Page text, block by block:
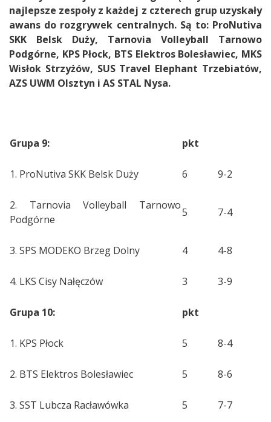
najlepsze zespoły z każdej z czterech grup uzyskały
awans do rozgrywek centralnych. Są to: ProNutiva
SKK Belsk Duży, Tarnovia Volleyball Tarnowo
Podgórne, KPS Płock, BTS Elektros Bolesławiec, MKS
Wisłok Strzyżów, SUS Travel Elephant Trzebiatów,
AZS UWM Olsztyn i AS STAL Nysa.
Grupa 9: pkt
1. ProNutiva SKK Belsk Duży 6 9-2
2. Tarnovia Volleyball Tarnowo
Podgórne
5 7-4
3. SPS MODEKO Brzeg Dolny 4 4-8
4. LKS Cisy Nałęczów 3 3-9
Grupa 10: pkt
1. KPS Płock 5 8-4
2. BTS Elektros Bolesławiec 5 8-6
3. SST Lubcza Racławówka 5 7-7